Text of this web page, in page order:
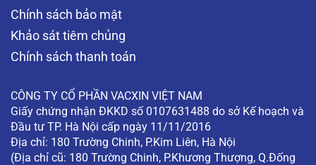
Chính sách bảo mật
Khảo sát tiêm chủng
Chính sách thanh toán
CÔNG TY CỔ PHẦN VACXIN VIỆT NAM
Giấy chứng nhận ĐKKD số 0107631488 do sở Kế hoạch và
Đầu tư TP. Hà Nội cấp ngày 11/11/2016
Địa chỉ: 180 Trường Chinh, P.Kim Liên, Hà Nội
(Địa chỉ cũ: 180 Trường Chinh, P.Khương Thượng, Q.Đống